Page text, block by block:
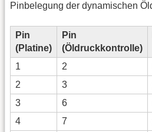
Pinbelegung der dynamischen
Pin
(Platine)
Pin
(Öldruckkontrolle)
1 2
2
3
3
6
4
7